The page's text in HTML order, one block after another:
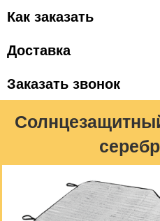
Как заказать
Доставка
Заказать звонок